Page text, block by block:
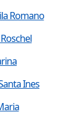
Romano
Ines